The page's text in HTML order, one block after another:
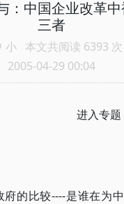
：中国企业改革
三者
小 本文共阅读 6393 次
2005-04-29 00:04
进入专题
府的比较----是谁在为